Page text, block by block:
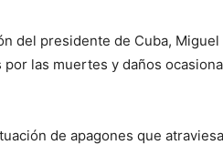
del presidente de Cuba,
las muertes y daños
de apagones que